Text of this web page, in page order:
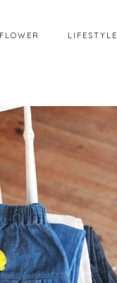
FLOWER LIFESTYLE